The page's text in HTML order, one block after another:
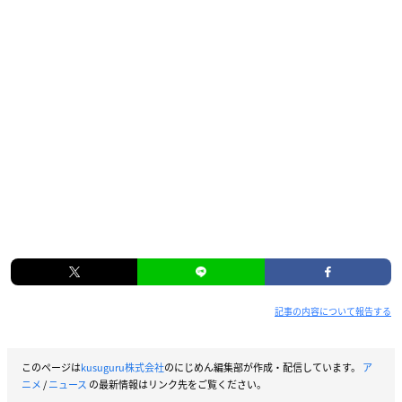
記事の内容について報告する
このページはkusuguru株式会社のにじめん編集部が作成・配信しています。 ア
ニメ/ニュース の最新情報はリンク先をご覧ください。